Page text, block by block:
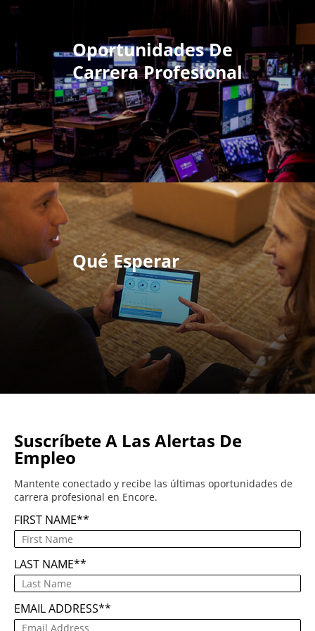
Oportunidades De
Carrera Profesional
Qué Esperar
Suscríbete A Las Alertas De
Empleo
Mantente conectado y recibe las últimas oportunidades de
carrera profesional en Encore.
FIRST NAME*
LAST NAME*
EMAIL ADDRESS*